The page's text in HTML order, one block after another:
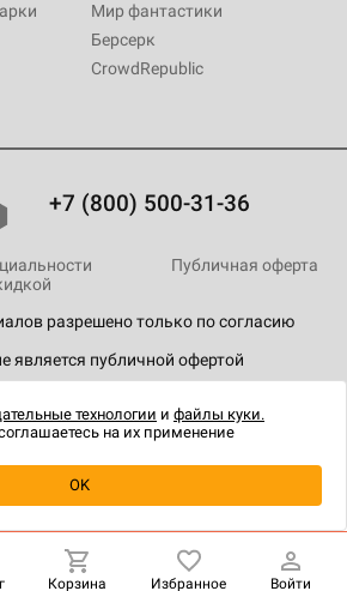
о наличии
Мир фантастики
Берсерк
CrowdRepublic
+7 (800) 500-31-36
разрешено только по согласию
является публичной офертой
Публичная оферта
Корзина Избранное Войти
технологии и файлы куки.
на их применение
OK